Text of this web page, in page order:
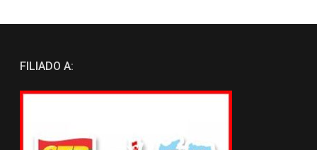
FILIADO A: